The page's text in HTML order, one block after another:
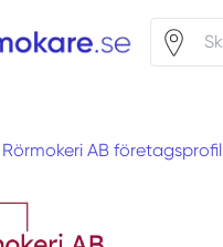
AB företagsprofil